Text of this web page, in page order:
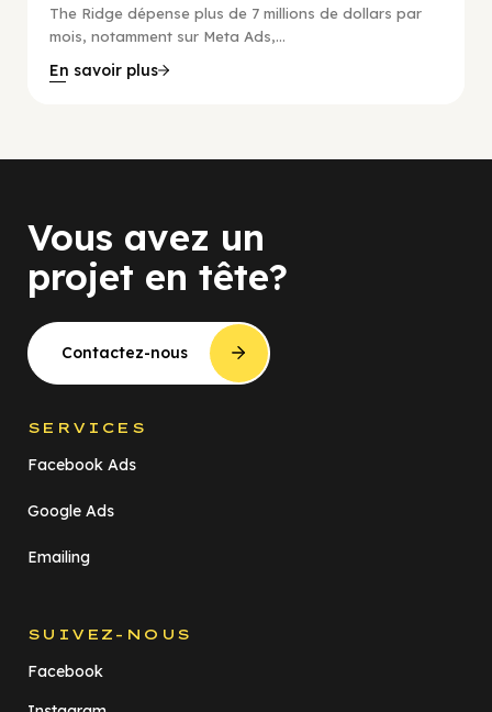
The Ridge dépense plus de 7 millions de dollars par
mois, notamment sur Meta Ads,...
En savoir plus
Vous avez un
projet en tête?
Contactez-nous
SERVICES
Facebook Ads
Google Ads
Emailing
SUIVEZ-NOUS
Facebook